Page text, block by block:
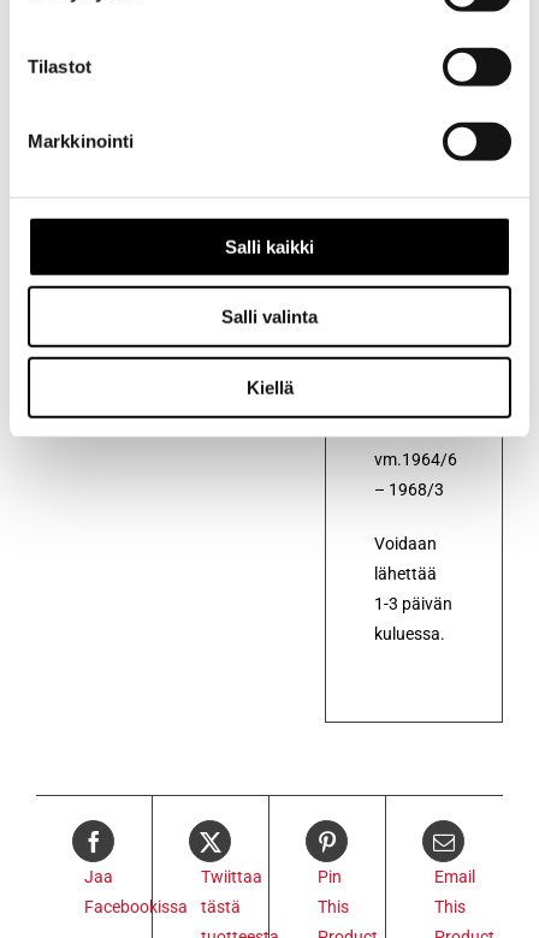
Tilastot
Markkinointi
Salli kaikki
Salli valinta
Kiellä
Kuvaus
Alkuperäinen
öljynsuodatin
Toyota
RS40,
vm.1964/6
– 1968/3
Voidaan
lähettää
1-3 päivän
kuluessa.
Jaa
Facebookissa
Twiittaa
tästä
Pin
This
Email
This